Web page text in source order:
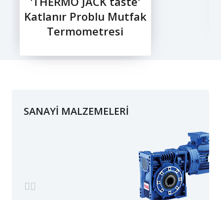
Katlanır Problu Mutfak
Termometresi
SANAYİ MALZEMELERİ